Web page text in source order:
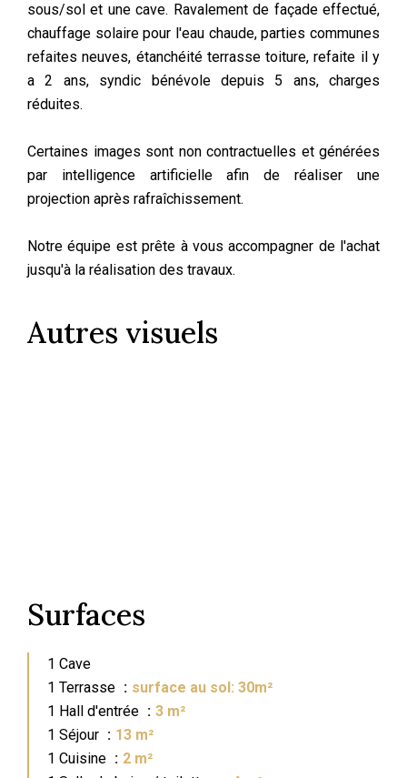
sous/sol et une cave. Ravalement de façade effectué,
chauffage solaire pour l'eau chaude, parties communes
refaites neuves, étanchéité terrasse toiture, refaite il y
a 2 ans, syndic bénévole depuis 5 ans, charges
réduites.
Certaines images sont non contractuelles et générées
par intelligence artificielle afin de réaliser une
projection après rafraîchissement.
Notre équipe est prête à vous accompagner de l'achat
jusqu'à la réalisation des travaux.
Autres visuels
Surfaces
1 Cave
1 Terrasse
surface au sol: 30m²
1 Hall d'entrée
3 m²
1 Séjour
13 m²
1 Cuisine
2 m²